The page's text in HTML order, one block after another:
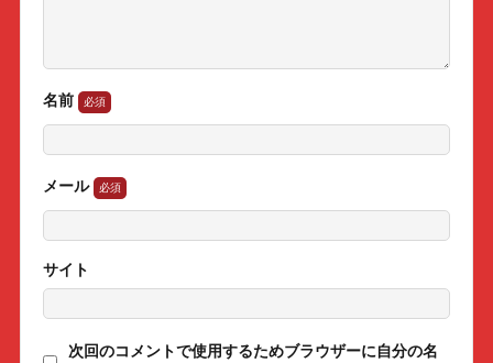
名前
メール
サイト
次回のコメントで使用するためブラウザーに自分の名